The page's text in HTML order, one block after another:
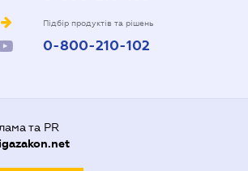
Підбір продуктів та рішень
0-800-210-102
та PR